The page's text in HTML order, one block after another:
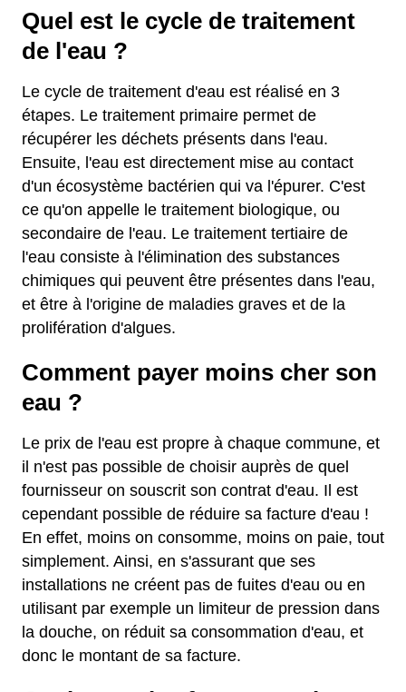
Quel est le cycle de traitement
de l'eau ?
Le cycle de traitement d'eau est réalisé en 3
étapes. Le traitement primaire permet de
récupérer les déchets présents dans l'eau.
Ensuite, l'eau est directement mise au contact
d'un écosystème bactérien qui va l'épurer. C'est
ce qu'on appelle le traitement biologique, ou
secondaire de l'eau. Le traitement tertiaire de
l'eau consiste à l'élimination des substances
chimiques qui peuvent être présentes dans l'eau,
et être à l'origine de maladies graves et de la
prolifération d'algues.
Comment payer moins cher son
eau ?
Le prix de l'eau est propre à chaque commune, et
il n'est pas possible de choisir auprès de quel
fournisseur on souscrit son contrat d'eau. Il est
cependant possible de réduire sa facture d'eau !
En effet, moins on consomme, moins on paie, tout
simplement. Ainsi, en s'assurant que ses
installations ne créent pas de fuites d'eau ou en
utilisant par exemple un limiteur de pression dans
la douche, on réduit sa consommation d'eau, et
donc le montant de sa facture.